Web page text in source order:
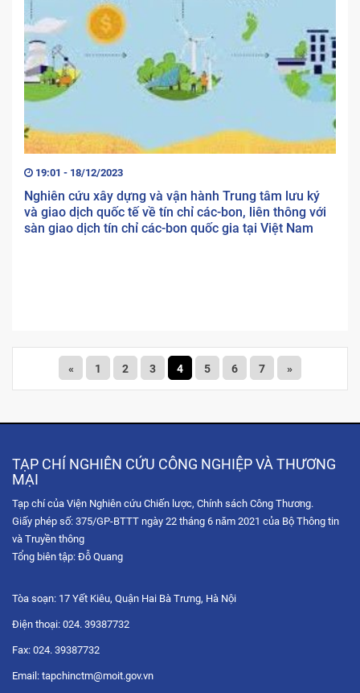
19:01 - 18/12/2023
Nghiên cứu xây dựng và vận hành Trung tâm lưu ký
và giao dịch quốc tế về tín chỉ các-bon, liên thông với
sàn giao dịch tín chỉ các-bon quốc gia tại Việt Nam
« 1 2 3 4 5 6 7 »
TẠP CHÍ NGHIÊN CỨU CÔNG NGHIỆP VÀ THƯƠNG
MẠI
Tạp chí của Viện Nghiên cứu Chiến lược, Chính sách Công Thương.
Giấy phép số: 375/GP-BTTT ngày 22 tháng 6 năm 2021 của Bộ Thông tin
và Truyền thông
Tổng biên tập: Đỗ Quang
Tòa soạn: 17 Yết Kiêu, Quận Hai Bà Trưng, Hà Nội
Điện thoại: 024. 39387732
Fax: 024. 39387732
Email: tapchinctm@moit.gov.vn